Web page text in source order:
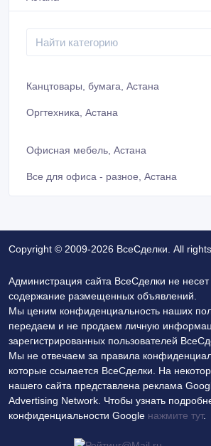
Канцтовары, бумага, Астана
Оргтехника, Астана
Офисная мебель, Астана
Все для офиса - разное, Астана
Copyright © 2009-2026 ВсеСделки. All
Администрация сайта ВсеСделки не несет
содержание размещенных объявлений.
Мы ценим конфиденциальность наших
передаем и не продаем личную
зарегистрированных пользователей
Мы не отвечаем за правила
которые ссылается ВсеСделки. На
нашего сайта представлена реклама
Advertising Network. Чтобы узнать
конфиденциальности Google нажмите тут.